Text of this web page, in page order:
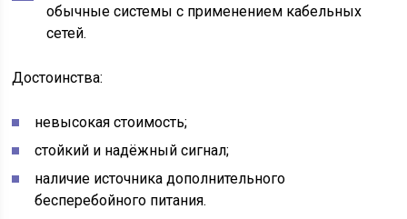
обычные системы с применением кабельных
сетей.
Достоинства:
невысокая стоимость;
стойкий и надёжный сигнал;
наличие источника дополнительного
бесперебойного питания.